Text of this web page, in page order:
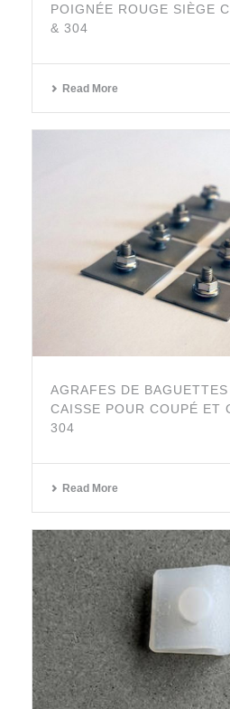
POIGNÉE ROUGE SIÈGE
& 304
Read More
AGRAFES DE
CAISSE POUR COUPÉ ET
304
Read More